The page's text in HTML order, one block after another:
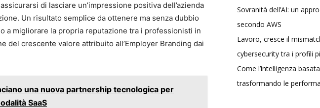
di lasciare un’impressione positiva dell’azienda
Un risultato semplice da ottenere ma senza dubbio
a migliorare la propria reputazione tra i professionisti in
del crescente valore attribuito all’Employer Branding dai
una nuova partnership tecnologica per
SaaS
Sovranità dell’AI: un
secondo AWS
Lavoro, cresce il
cybersecurity tra i profili
Come l’intelligenza
trasformando le